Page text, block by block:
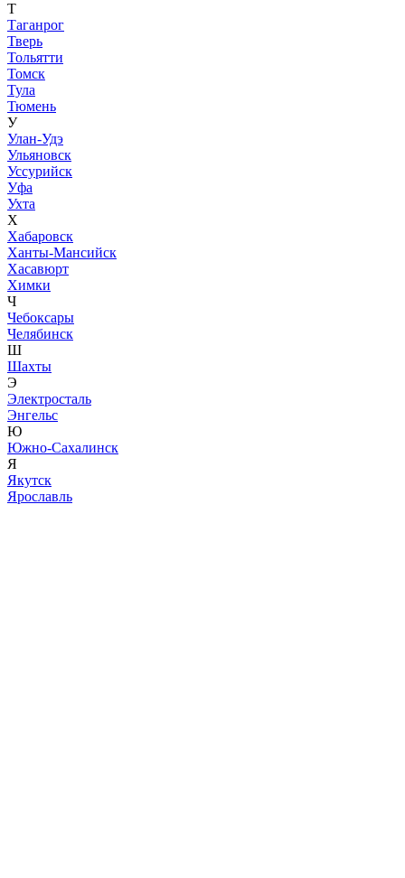
Т
Таганрог
Тверь
Тольятти
Томск
Тула
Тюмень
У
Улан-Удэ
Ульяновск
Уссурийск
Уфа
Ухта
Х
Хабаровск
Ханты-Мансийск
Хасавюрт
Химки
Ч
Чебоксары
Челябинск
Ш
Шахты
Э
Электросталь
Энгельс
Ю
Южно-Сахалинск
Я
Якутск
Ярославль